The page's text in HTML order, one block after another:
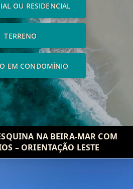
OU RESIDENCIAL
TERRENO
EM CONDOMÍNIO
NA BEIRA-MAR COM
– ORIENTAÇÃO LESTE